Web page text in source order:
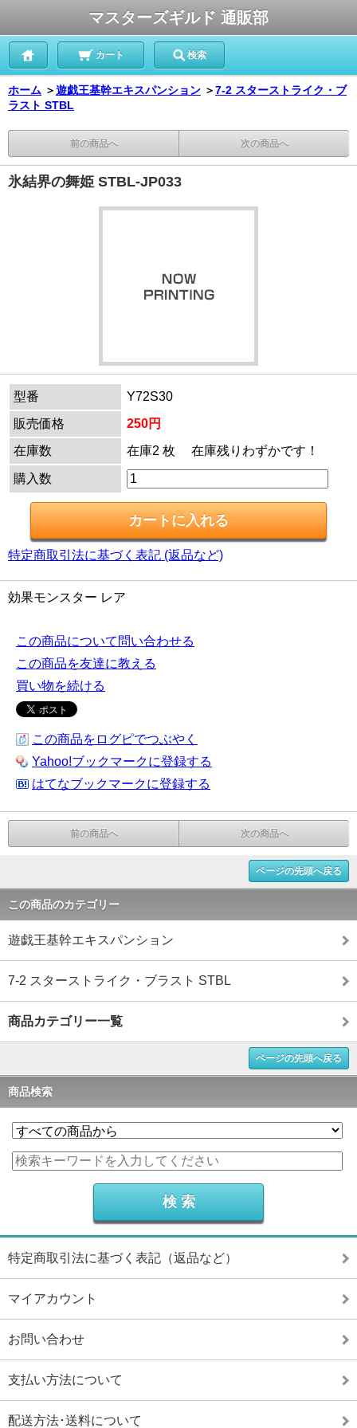
マスターズギルド 通販部
カート 検索
ホーム ＞遊戯王基幹エキスパンション ＞7-2 スターストライク・ブ
ラスト STBL
前の商品へ 次の商品へ
氷結界の舞姫 STBL-JP033
型番
Y72S30
販売価格
250円
在庫数
在庫2 枚 在庫残りわずかです！
購入数
特定商取引法に基づく表記 (返品など)
効果モンスター レア
この商品について問い合わせる
この商品を友達に教える
買い物を続ける
この商品をログピでつぶやく
Yahoo!ブックマークに登録する
はてなブックマークに登録する
前の商品へ 次の商品へ
ページの先頭へ戻る
この商品のカテゴリー
遊戯王基幹エキスパンション
7-2 スターストライク・ブラスト STBL
商品カテゴリー一覧
ページの先頭へ戻る
商品検索
特定商取引法に基づく表記（返品など）
マイアカウント
お問い合わせ
支払い方法について
配送方法･送料について